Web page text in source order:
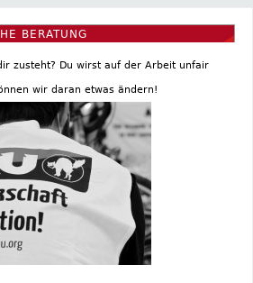
BERATUNG
zusteht? Du wirst auf der Arbeit unfair
wir daran etwas ändern!